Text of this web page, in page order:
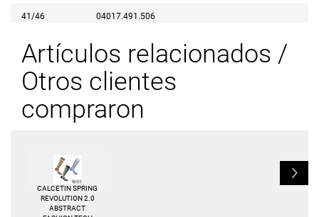
41/46 04017.491.506
Artículos relacionados /
Otros clientes
compraron
CALCETIN SPRING
REVOLUTION 2.0
ABSTRACT
L